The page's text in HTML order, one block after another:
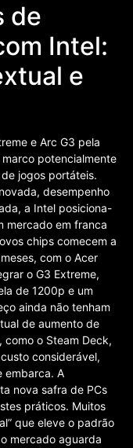
de
Intel:
e
e Arc G3 pela
potencialmente
jogos portáteis.
desempenho
a Intel posiciona-
mercado em franca
chips comecem a
com o Acer
o G3 Extreme,
de 1200p e um
ainda não tenham
de aumento de
o Steam Deck,
considerável,
embarca. A
nova safra de PCs
práticos. Muitos
que eleve o padrão
mercado aguarda